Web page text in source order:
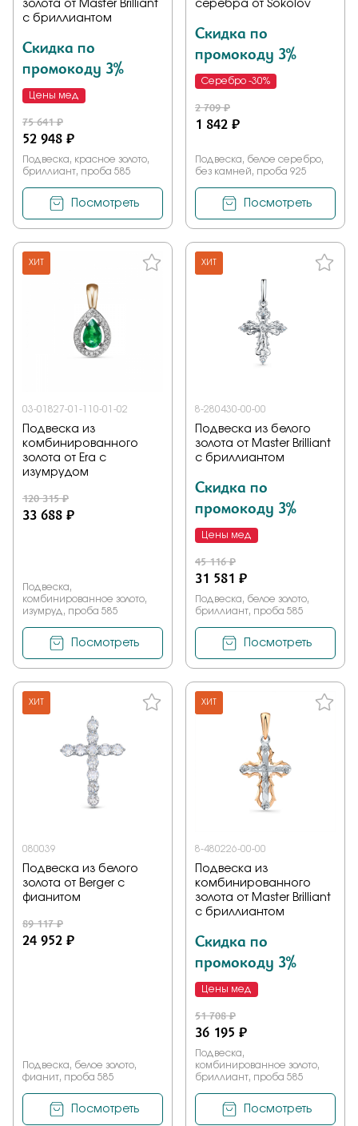
золота от Master Brilliant
с бриллиантом
Скидка по
промокоду 3%
Цены мед
75 641 ₽
52 948 ₽
Подвеска, красное золото,
бриллиант, проба 585
Посмотреть
серебра от Sokolov
Скидка по
промокоду 3%
Серебро -30%
2 709 ₽
1 842 ₽
Подвеска, белое серебро,
без камней, проба 925
Посмотреть
ХИТ
03-01827-01-110-01-02
Подвеска из
комбинированного
золота от Era с
изумрудом
120 315 ₽
33 688 ₽
Подвеска,
комбинированное золото,
изумруд, проба 585
Посмотреть
ХИТ
8-280430-00-00
Подвеска из белого
золота от Master Brilliant
с бриллиантом
Скидка по
промокоду 3%
Цены мед
45 116 ₽
31 581 ₽
Подвеска, белое золото,
бриллиант, проба 585
Посмотреть
ХИТ
080039
Подвеска из белого
золота от Berger с
фианитом
89 117 ₽
24 952 ₽
Подвеска, белое золото,
фианит, проба 585
Посмотреть
ХИТ
8-480226-00-00
Подвеска из
комбинированного
золота от Master Brilliant
с бриллиантом
Скидка по
промокоду 3%
Цены мед
51 708 ₽
36 195 ₽
Подвеска,
комбинированное золото,
бриллиант, проба 585
Посмотреть